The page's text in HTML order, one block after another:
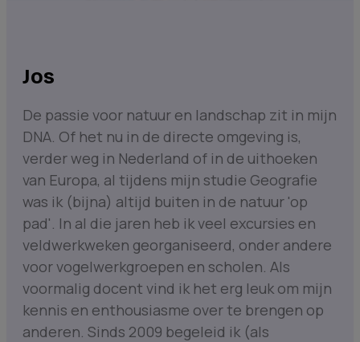
Jos
De passie voor natuur en landschap zit in mijn
DNA. Of het nu in de directe omgeving is,
verder weg in Nederland of in de uithoeken
van Europa, al tijdens mijn studie Geografie
was ik (bijna) altijd buiten in de natuur 'op
pad'. In al die jaren heb ik veel excursies en
veldwerkweken georganiseerd, onder andere
voor vogelwerkgroepen en scholen. Als
voormalig docent vind ik het erg leuk om mijn
kennis en enthousiasme over te brengen op
anderen. Sinds 2009 begeleid ik (als